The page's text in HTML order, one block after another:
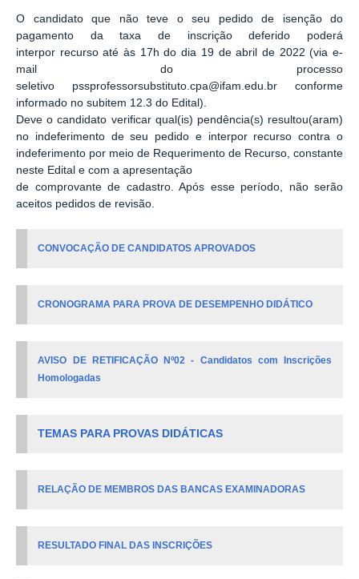
O candidato que não teve o seu pedido de isenção do
pagamento da taxa de inscrição deferido poderá
interpor recurso até às 17h do dia 19 de abril de 2022 (via e-
mail do processo
seletivo pssprofessorsubstituto.cpa@ifam.edu.br conforme
informado no subitem 12.3 do Edital).
Deve o candidato verificar qual(is) pendência(s) resultou(aram)
no indeferimento de seu pedido e interpor recurso contra o
indeferimento por meio de Requerimento de Recurso, constante
neste Edital e com a apresentação
de comprovante de cadastro. Após esse período, não serão
aceitos pedidos de revisão.
CONVOCAÇÃO DE CANDIDATOS APROVADOS
CRONOGRAMA PARA PROVA DE DESEMPENHO DIDÁTICO
AVISO DE RETIFICAÇÃO Nº02 - Candidatos com Inscrições
Homologadas
TEMAS PARA PROVAS DIDÁTICAS
RELAÇÃO DE MEMBROS DAS BANCAS EXAMINADORAS
RESULTADO FINAL DAS INSCRIÇÕES